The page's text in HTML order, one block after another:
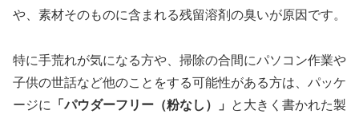
や、素材そのものに含まれる残留溶剤の臭いが原因です。
特に手荒れが気になる方や、掃除の合間にパソコン作業や
子供の世話など他のことをする可能性がある方は、パッケ
ージに
「パウダーフリー（粉なし）」
と大きく書かれた製